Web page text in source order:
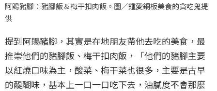
阿賜豬腳：豬腳飯＆梅干扣肉飯。圖／鍾愛銅板美食的貪吃鬼提
供
提到阿賜豬腳，其實是在地朋友帶他去吃的美食，最
推崇他們的豬腳飯、梅干扣肉飯，「他們的豬腳主要
以紅燒口味為主，酸菜、梅干菜也很多，主要是古早
的醍醐味，基本上一口一口吃下去，油膩度不會那麼